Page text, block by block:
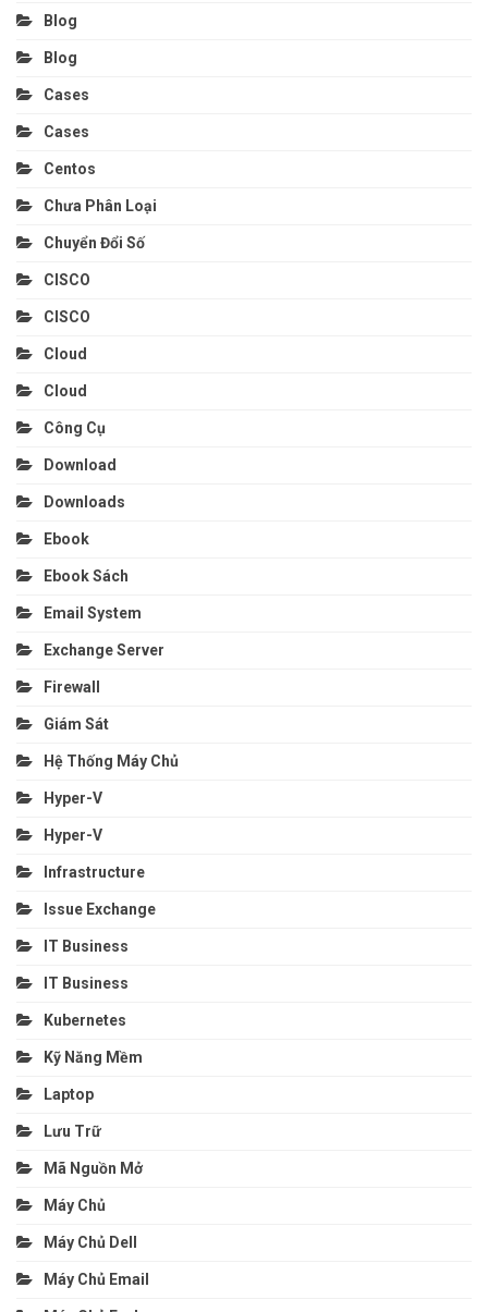
Blog
Blog
Cases
Cases
Centos
Chưa Phân Loại
Chuyển Đổi Số
CISCO
CISCO
Cloud
Cloud
Công Cụ
Download
Downloads
Ebook
Ebook Sách
Email System
Exchange Server
Firewall
Giám Sát
Hệ Thống Máy Chủ
Hyper-V
Hyper-V
Infrastructure
Issue Exchange
IT Business
IT Business
Kubernetes
Kỹ Năng Mềm
Laptop
Lưu Trữ
Mã Nguồn Mở
Máy Chủ
Máy Chủ Dell
Máy Chủ Email